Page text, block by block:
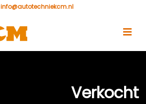
info@autotechniekcm.nl
Verkocht